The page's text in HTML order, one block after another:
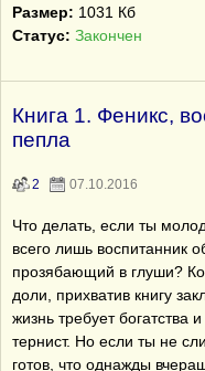
Размер: 1031 Кб
Статус: Закончен
Книга 1. Феникс,
пепла
2 07.10.2016
Что делать, если ты
всего лишь воспитанник
прозябающий в глуши?
доли, прихватив книгу
жизнь требует богатства
тернист. Но если ты не
готов, что однажды